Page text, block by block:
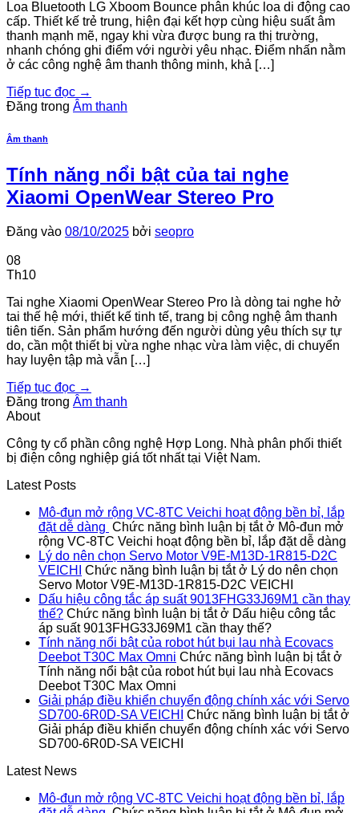
Loa Bluetooth LG Xboom Bounce phân khúc loa di động cao
cấp. Thiết kế trẻ trung, hiện đại kết hợp cùng hiệu suất âm
thanh mạnh mẽ, ngay khi vừa được bung ra thị trường,
nhanh chóng ghi điểm với người yêu nhạc. Điểm nhấn nằm
ở các công nghệ âm thanh thông minh, khả […]
Tiếp tục đọc →
Đăng trong Âm thanh
Âm thanh
Tính năng nổi bật của tai nghe
Xiaomi OpenWear Stereo Pro
Đăng vào 08/10/2025 bởi seopro
08
Th10
Tai nghe Xiaomi OpenWear Stereo Pro là dòng tai nghe hở
tai thế hệ mới, thiết kế tinh tế, trang bị công nghệ âm thanh
tiên tiến. Sản phẩm hướng đến người dùng yêu thích sự tự
do, cần một thiết bị vừa nghe nhạc vừa làm việc, di chuyển
hay luyện tập mà vẫn […]
Tiếp tục đọc →
Đăng trong Âm thanh
About
Công ty cổ phần công nghệ Hợp Long. Nhà phân phối thiết
bị điện công nghiệp giá tốt nhất tại Việt Nam.
Latest Posts
Mô-đun mở rộng VC-8TC Veichi hoạt động bền bỉ, lắp
đặt dễ dàng Chức năng bình luận bị tắtở Mô-đun mở
rộng VC-8TC Veichi hoạt động bền bỉ, lắp đặt dễ dàng
Lý do nên chọn Servo Motor V9E-M13D-1R815-D2C
VEICHI
Chức năng bình luận bị tắtở Lý do nên chọn
Servo Motor V9E-M13D-1R815-D2C VEICHI
Dấu hiệu công tắc áp suất 9013FHG33J69M1 cần thay
thế? Chức năng bình luận bị tắtở Dấu hiệu công tắc
áp suất 9013FHG33J69M1 cần thay thế?
Tính năng nổi bật của robot hút bụi lau nhà Ecovacs
Deebot T30C Max Omni Chức năng bình luận bị tắtở
Tính năng nổi bật của robot hút bụi lau nhà Ecovacs
Deebot T30C Max Omni
Giải pháp điều khiển chuyển động chính xác với Servo
SD700-6R0D-SA VEICHI
Chức năng bình luận bị tắtở
Giải pháp điều khiển chuyển động chính xác với Servo
SD700-6R0D-SA VEICHI
Latest News
Mô-đun mở rộng VC-8TC Veichi hoạt động bền bỉ, lắp